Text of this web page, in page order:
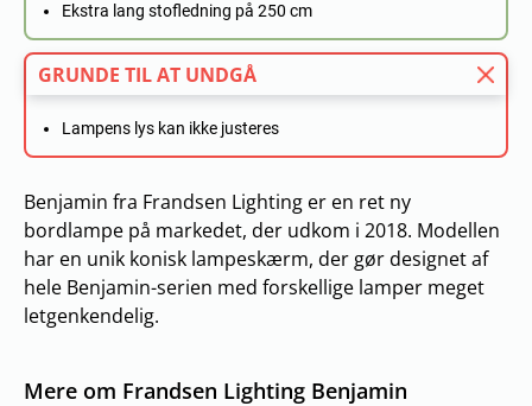
Ekstra lang stofledning på 250 cm
GRUNDE TIL AT UNDGÅ
Lampens lys kan ikke justeres
Benjamin fra Frandsen Lighting er en ret ny
bordlampe på markedet, der udkom i 2018. Modellen
har en unik konisk lampeskærm, der gør designet af
hele Benjamin-serien med forskellige lamper meget
letgenkendelig.
Mere om Frandsen Lighting Benjamin